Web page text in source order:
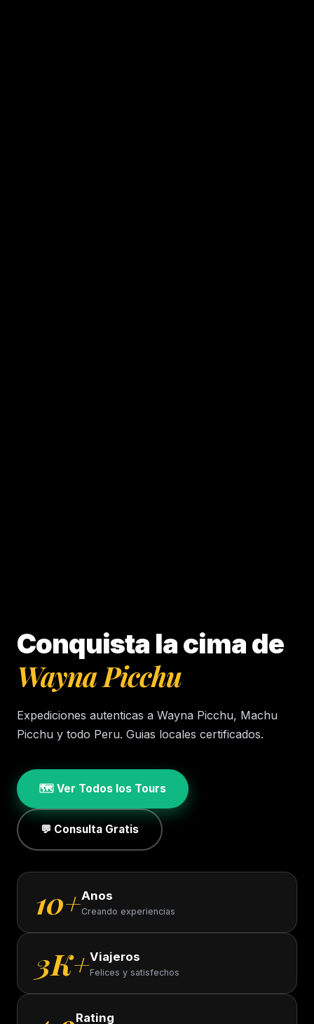
Conquista la cima de
Wayna Picchu
Expediciones autenticas a Wayna Picchu, Machu
Picchu y todo Peru. Guias locales certificados.
🗺️ Ver Todos los Tours
💬 Consulta Gratis
10+Anos
Creando experiencias
3K+Viajeros
Felices y satisfechos
Rating